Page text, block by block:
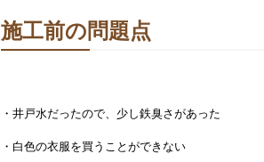
施工前の問題点
・井戸水だったので、少し鉄臭さがあった
・白色の衣服を買うことができない